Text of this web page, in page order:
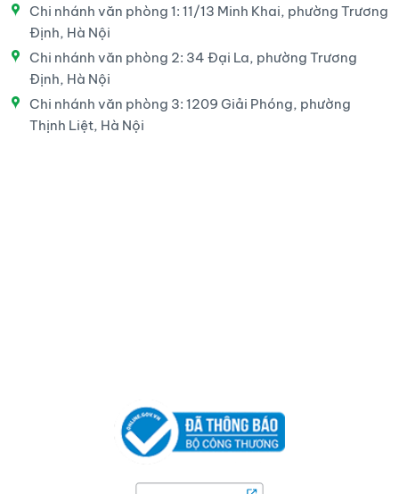
Chi nhánh văn phòng 1: 11/13 Minh Khai, phường Trương
Định, Hà Nội
Chi nhánh văn phòng 2: 34 Đại La, phường Trương
Định, Hà Nội
Chi nhánh văn phòng 3: 1209 Giải Phóng, phường
Thịnh Liệt, Hà Nội